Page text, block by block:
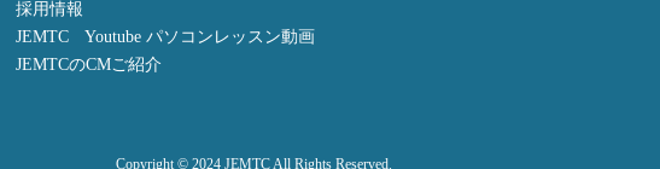
採用情報
JEMTC Youtube パソコンレッスン動画
JEMTCのCMご紹介
Copyright © 2024 JEMTC All Rights Reserved.